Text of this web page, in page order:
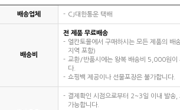
배송업체 CJ대한통운 택배
배송비
전 제품 무료배송
엘칸토몰에서 구매하시는 모든 제품의 배
지역 포함)
교환/반품시에는 왕복 배송비 5,000원이
다.
쇼핑백 제공이나 선물포장은 불가합니다.
결제확인 시점으로부터 2~3일 이내 발송
가능합니다.